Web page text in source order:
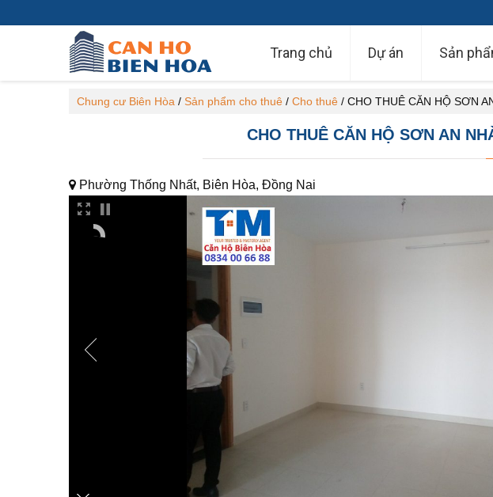
Trang chủ Dự án Sản
Chung cư Biên Hòa / Sản phẩm cho thuê / Cho thuê / CHO THUÊ CĂN HỘ SƠN
CHO THUÊ CĂN HỘ SƠN AN
Phường Thống Nhất, Biên Hòa, Đồng Nai